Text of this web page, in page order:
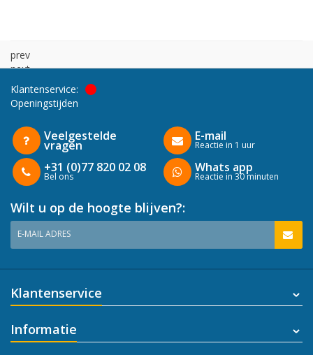
prev
next
Klantenservice:
Openingstijden
Veelgestelde
vragen
+31 (0)77 820 02 08
Bel ons
E-mail
Reactie in 1 uur
Whats app
Reactie in 30 minuten
Wilt u op de hoogte blijven?:
E-MAIL ADRES
Klantenservice
Informatie